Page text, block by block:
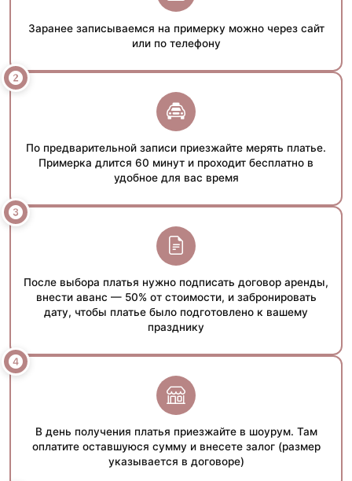
Заранее записываемся на примерку можно через сайт
или по телефону
По предварительной записи приезжайте мерять платье.
Примерка длится 60 минут и проходит бесплатно в
удобное для вас время
После выбора платья нужно подписать договор аренды,
внести аванс — 50% от стоимости, и забронировать
дату, чтобы платье было подготовлено к вашему
празднику
В день получения платья приезжайте в шоурум. Там
оплатите оставшуюся сумму и внесете залог (размер
указывается в договоре)